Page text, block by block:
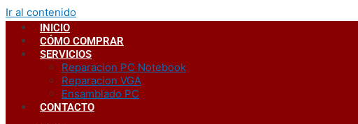
Ir al contenido
INICIO
CÓMO COMPRAR
SERVICIOS
Reparacion PC Notebook
Reparacion VGA
Ensamblado PC
CONTACTO